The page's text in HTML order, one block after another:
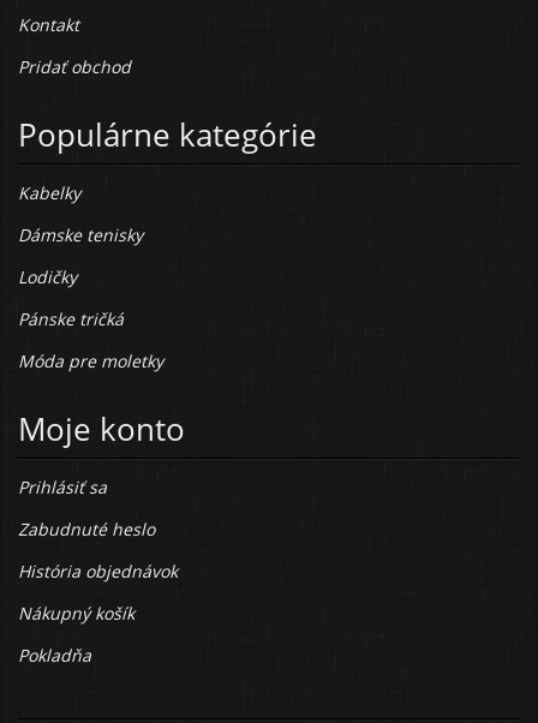
Kontakt
Pridať obchod
Populárne kategórie
Kabelky
Dámske tenisky
Lodičky
Pánske tričká
Móda pre moletky
Moje konto
Prihlásiť sa
Zabudnuté heslo
História objednávok
Nákupný košík
Pokladňa